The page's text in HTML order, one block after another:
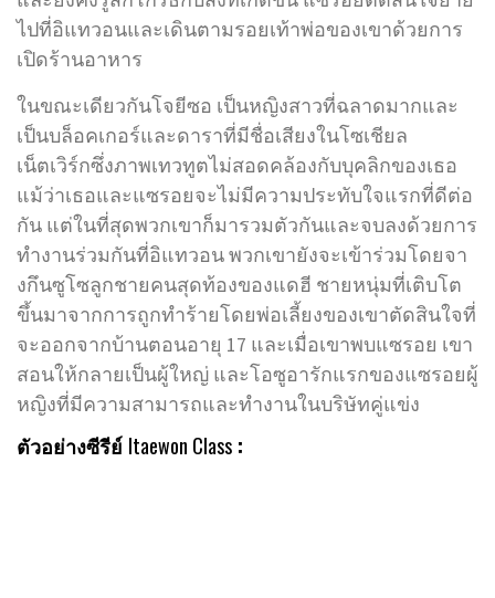
ไปที่อิแทวอนและเดินตามรอยเท้าพ่อของเขาด้วยการ
เปิดร้านอาหาร
ในขณะเดียวกันโจยีซอ เป็นหญิงสาวที่ฉลาดมากและ
เป็นบล็อคเกอร์และดาราที่มีชื่อเสียงในโซเชียล
เน็ตเวิร์กซึ่งภาพเทวทูตไม่สอดคล้องกับบุคลิกของเธอ
แม้ว่าเธอและแซรอยจะไม่มีความประทับใจแรกที่ดีต่อ
กัน แต่ในที่สุดพวกเขาก็มารวมตัวกันและจบลงด้วยการ
ทำงานร่วมกันที่อิแทวอน พวกเขายังจะเข้าร่วมโดยจา
งกึนซูโซลูกชายคนสุดท้องของแดฮี ชายหนุ่มที่เติบโต
ขึ้นมาจากการถูกทำร้ายโดยพ่อเลี้ยงของเขาตัดสินใจที่
จะออกจากบ้านตอนอายุ 17 และเมื่อเขาพบแซรอย เขา
สอนให้กลายเป็นผู้ใหญ่ และโอซูอารักแรกของแซรอยผู้
หญิงที่มีความสามารถและทำงานในบริษัทคู่แข่ง
ตัวอย่างซีรีย์ Itaewon Class :